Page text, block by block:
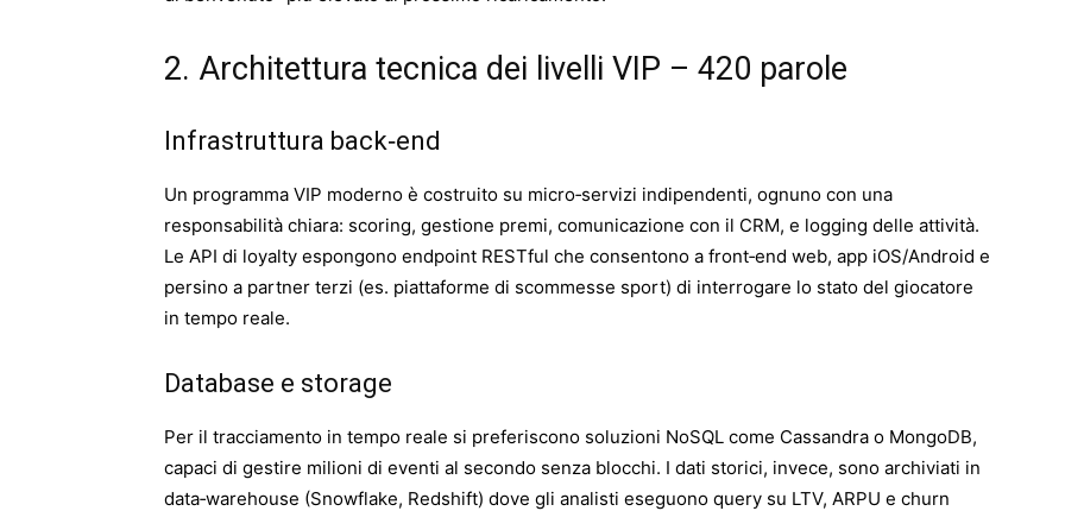
2. Architettura tecnica dei livelli VIP – 420 parole
Infrastruttura back‑end
Un programma VIP moderno è costruito su micro‑servizi indipendenti, ognuno con una
responsabilità chiara: scoring, gestione premi, comunicazione con il CRM, e logging delle attività.
Le API di loyalty espongono endpoint RESTful che consentono a front‑end web, app iOS/Android e
persino a partner terzi (es. piattaforme di scommesse sport) di interrogare lo stato del giocatore
in tempo reale.
Database e storage
Per il tracciamento in tempo reale si preferiscono soluzioni NoSQL come Cassandra o MongoDB,
capaci di gestire milioni di eventi al secondo senza blocchi. I dati storici, invece, sono archiviati in
data‑warehouse (Snowflake, Redshift) dove gli analisti eseguono query su LTV, ARPU e churn